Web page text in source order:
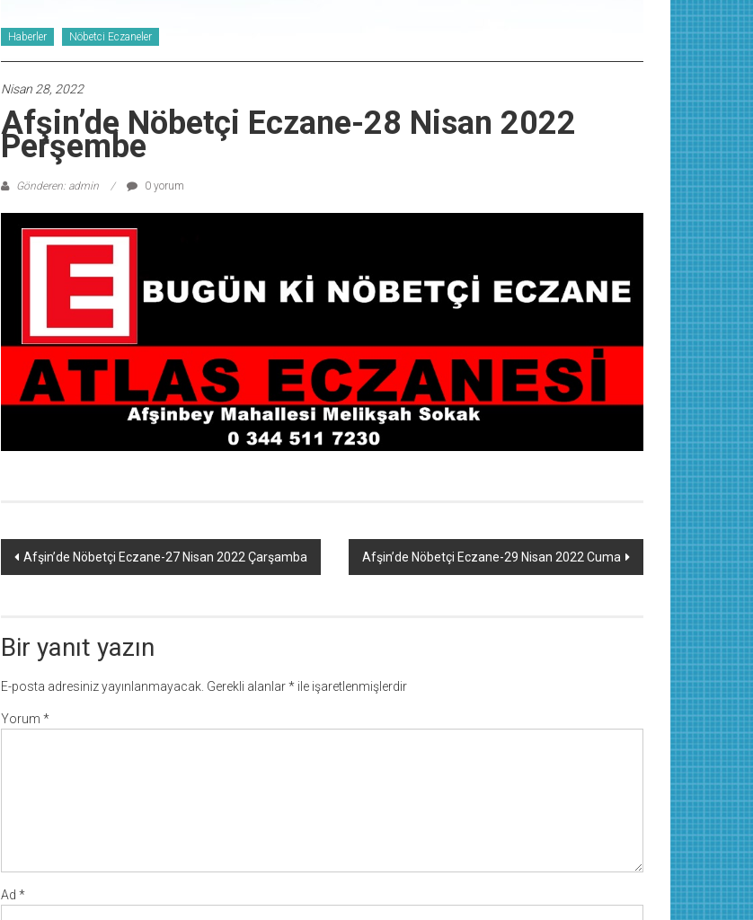
Haberler Nöbetci Eczaneler
Nisan 28, 2022
Afşin’de Nöbetçi Eczane-28 Nisan 2022
Perşembe
Gönderen: admin 0 yorum
Yazı
Afşin’de Nöbetçi Eczane-27 Nisan 2022 Çarşamba Afşin’de Nöbetçi Eczane-29 Nisan 2022 Cuma
Bir yanıt yazın
E-posta adresiniz yayınlanmayacak. Gerekli alanlar* ile işaretlenmişlerdir
Yorum *
Ad *